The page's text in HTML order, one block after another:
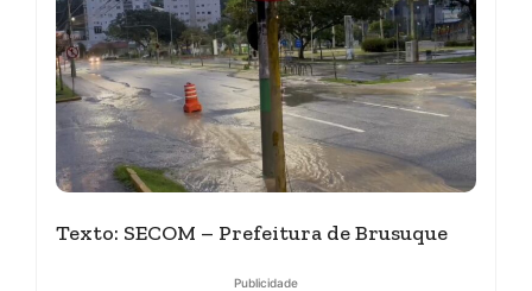
Texto: SECOM – Prefeitura de Brusuque
Publicidade